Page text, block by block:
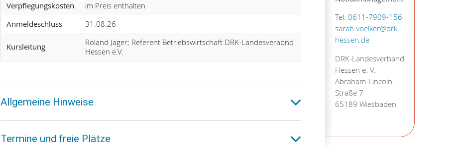
Tel: 0611-7909-156
sarah.voelker@drk-
hessen.de
DRK-Landesverband
Hessen e. V.
Abraham-Lincoln-
Straße 7
65189 Wiesbaden
Verpflegungskosten
im Preis enthalten
Anmeldeschluss
31.08.26
Kursleitung
Roland Jäger; Referent Betriebswirtschaft DRK-Landesverabnd
Hessen e.V.
Allgemeine Hinweise
Termine und freie Plätze